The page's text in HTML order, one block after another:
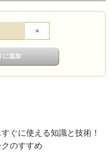
×
ぐに使える知識と技術！
のすすめ